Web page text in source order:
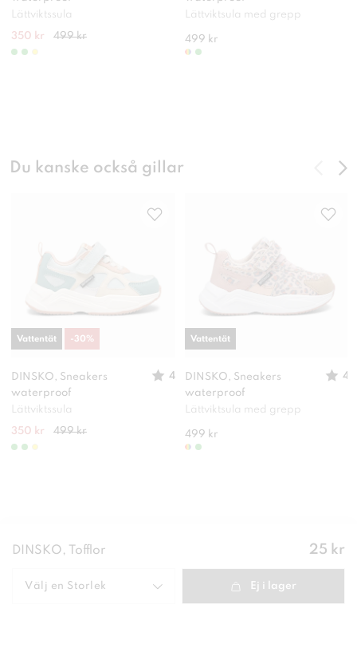
Lättviktssula
350 kr 499 kr
Lättviktsula med grepp
499 kr
Du kanske också gillar
DINSKO, Sneakers
waterproof
4
Lättviktssula
350 kr 499 kr
Vattentät -30%
DINSKO, Sneakers
waterproof
4
Lättviktsula med grepp
499 kr
Vattentät
DINSKO, Tofflor Pris:
25 kr
Välj en Storlek Ej i lager